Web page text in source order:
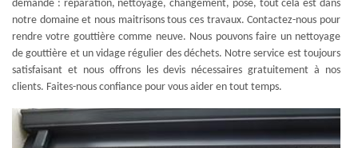
demande : réparation, nettoyage, changement, pose, tout cela est dans
notre domaine et nous maitrisons tous ces travaux. Contactez-nous pour
rendre votre gouttière comme neuve. Nous pouvons faire un nettoyage
de gouttière et un vidage régulier des déchets. Notre service est toujours
satisfaisant et nous offrons les devis nécessaires gratuitement à nos
clients. Faites-nous confiance pour vous aider en tout temps.